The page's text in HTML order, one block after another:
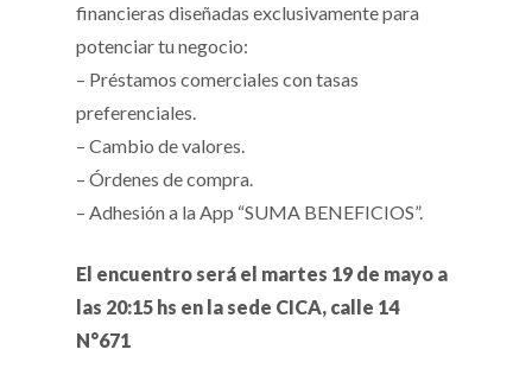
financieras diseñadas exclusivamente para
potenciar tu negocio:
– Préstamos comerciales con tasas
preferenciales.
– Cambio de valores.
– Órdenes de compra.
– Adhesión a la App “SUMA BENEFICIOS”.
El encuentro será el martes 19 de mayo a
las 20:15 hs en la sede CICA, calle 14
N°671